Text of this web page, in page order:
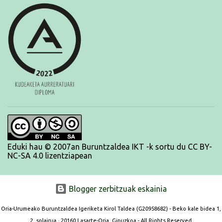
dauden horiekin, norberak bere helburu pertsonalak lor ditzan.
BRNPWR!
Eduki hau © 2007an Buruntzaldea IKT -k sortu du CC BY-
NC-SA 4.0 lizentziapean
Blogger zerbitzuak eskainia
Oria-Urumeako Buruntzaldea Igeriketa Kirol Taldea (G20958682) - Beko kale bidea 1,
2. solairua · 20160 Lasarte-Oria, Gipuzkoa - All Rights Reserved